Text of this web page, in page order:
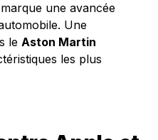
une avancée
Une
le Aston Martin
les plus